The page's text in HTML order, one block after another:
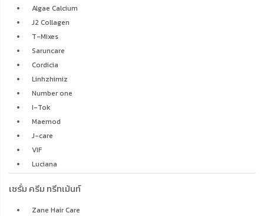
Algae Calcium
J2 Collagen
T-Mixes
Saruncare
Cordicia
Linhzhimiz
Number one
I-Tok
Maemod
J-care
VIF
Luciana
เซรั่ม ครีม ทรีทเม้นท์
Zane Hair Care